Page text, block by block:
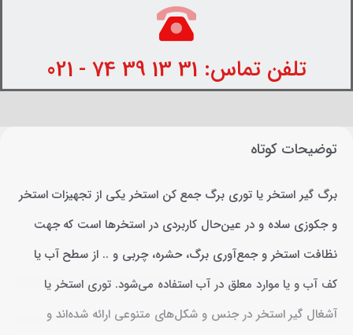
تلفن تماس: 31 13 39 74 - 021
توضیحات کوتاه
برگ گیر استخر یا توری برگ جمع کن استخر یکی از تجهیزات استخر
و جکوزی ساده و در عین‌حال کاربردی در استخرها است که جهت
نظافت استخر و جمع‌آوری برگ، حشره، چربی و .. از سطح آب یا
کف آب و یا موارد معلق در آب استفاده می‌شود. توری استخر یا
آشغال گیر استخر در جنس و شکل‌های متنوعی ارائه شده‌اند و